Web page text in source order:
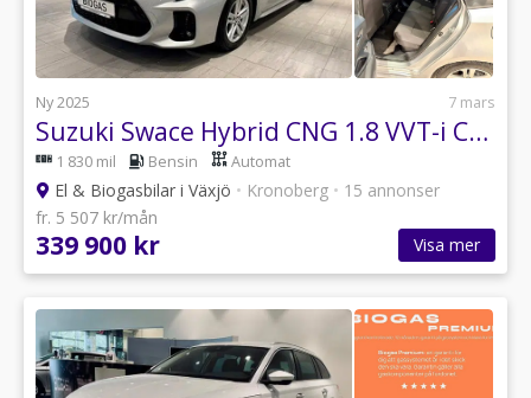
Ny 2025 7 mars
Suzuki Swace Hybrid CNG 1.8 VVT-i CNG E-CVT Inclusive
1 830 mil Bensin Automat
El & Biogasbilar i Växjö • Kronoberg • 15 annonser
fr. 5 507 kr/mån
339 900 kr Visa mer